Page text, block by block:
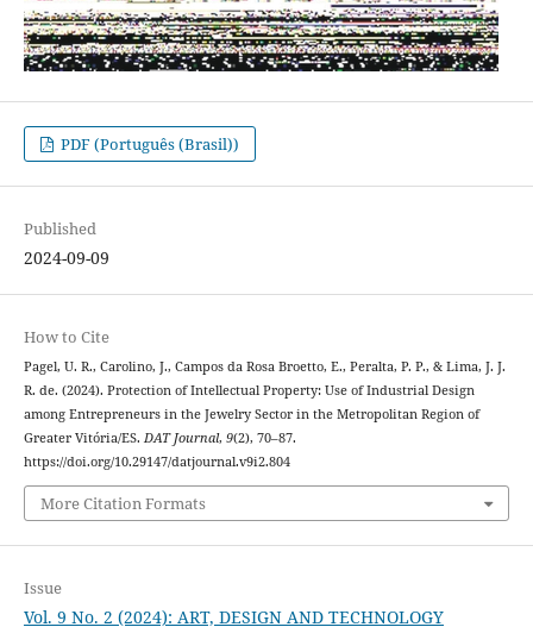
PDF (Português (Brasil))
Published
2024-09-09
How to Cite
Pagel, U. R., Carolino, J., Campos da Rosa Broetto, E., Peralta, P. P., & Lima, J. J.
R. de. (2024). Protection of Intellectual Property: Use of Industrial Design
among Entrepreneurs in the Jewelry Sector in the Metropolitan Region of
Greater Vitória/ES. DAT Journal, 9(2), 70–87.
https://doi.org/10.29147/datjournal.v9i2.804
More Citation Formats
Issue
Vol. 9 No. 2 (2024): ART, DESIGN AND TECHNOLOGY